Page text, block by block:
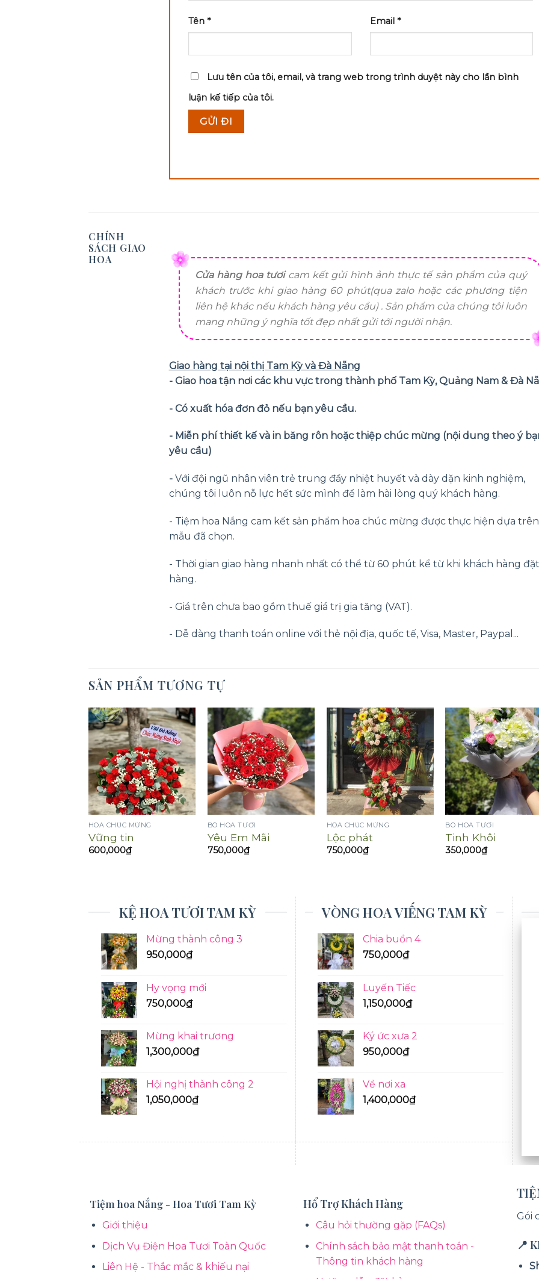
Tên * Email *
Lưu tên của tôi, email, và trang web trong trình duyệt này cho lần bình
luận kế tiếp của tôi.
CHÍNH
SÁCH GIAO
HOA
Cửa hàng hoa tươicam kết gửi hình ảnh thực tế sản phẩm của quý
khách trước khi giao hàng 60 phút(qua zalo hoặc các phương tiện
liên hệ khác nếu khách hàng yêu cầu) . Sản phẩm của chúng tôi luôn
mang những ý nghĩa tốt đẹp nhất gửi tới người nhận.
Giao hàng tại nội thị Tam Kỳ và Đà Nẵng
- Giao hoa tận nơi các khu vực trong thành phố Tam Kỳ, Quảng Nam & Đà
- Có xuất hóa đơn đỏ nếu bạn yêu cầu.
- Miễn phí thiết kế và in băng rôn hoặc thiệp chúc mừng (nội dung theo ý
yêu cầu)
-Với đội ngũ nhân viên trẻ trung đầy nhiệt huyết và dày dặn kinh nghiệm,
chúng tôi luôn nỗ lực hết sức mình để làm hài lòng quý khách hàng.
- Tiệm hoa Nắng cam kết sản phẩm hoa chúc mừng được thực hiện dựa trên
mẫu đã chọn.
- Thời gian giao hàng nhanh nhất có thể từ 60 phút kể từ khi khách hàng đặt
hàng.
- Giá trên chưa bao gồm thuế giá trị gia tăng (VAT).
- Dễ dàng thanh toán online với thẻ nội địa, quốc tế, Visa, Master, Paypal...
SẢN PHẨM TƯƠNG TỰ
HOA CHÚC MỪNG
Vững tin
600,000₫
BÓ HOA TƯƠI
Yêu Em Mãi
750,000₫
HOA CHÚC MỪNG
Lộc phát
750,000₫
BÓ HOA TƯƠI
Tinh Khôi
350,000₫
KỆ HOA TƯƠI TAM KỲ
Mừng thành công 3
950,000₫
Hy vọng mới
750,000₫
Mừng khai trương
1,300,000₫
Hội nghị thành công 2
1,050,000₫
VÒNG HOA VIẾNG TAM KỲ
Chia buồn 4
750,000₫
Luyến Tiếc
1,150,000₫
Ký ức xưa 2
950,000₫
Về nơi xa
1,400,000₫
Tiệm hoa Nắng - Hoa Tươi Tam Kỳ
Giới thiệu
Dịch Vụ Điện Hoa Tươi Toàn Quốc
Liên Hệ - Thắc mắc & khiếu nại
Hổ Trợ Khách Hàng
Câu hỏi thường gặp (FAQs)
Chính sách bảo mật thanh toán -
Thông tin khách hàng
Gói
📍